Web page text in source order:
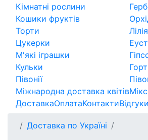
Кімнатні рослини
Кошики фруктів
Торти
Цукерки
М'які іграшки
Кульки
Півонії
Міжнародна доставка квітів
Лілія
ДоставкаОплатаКонтактиВідгуки
Доставка по Україні